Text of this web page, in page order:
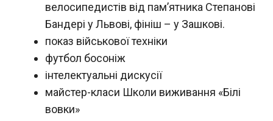
велосипедистів від пам’ятника Степанові
Бандері у Львові, фініш – у Зашкові.
показ військової техніки
футбол босоніж
інтелектуальні дискусії
майстер-класи Школи виживання «Білі
вовки»